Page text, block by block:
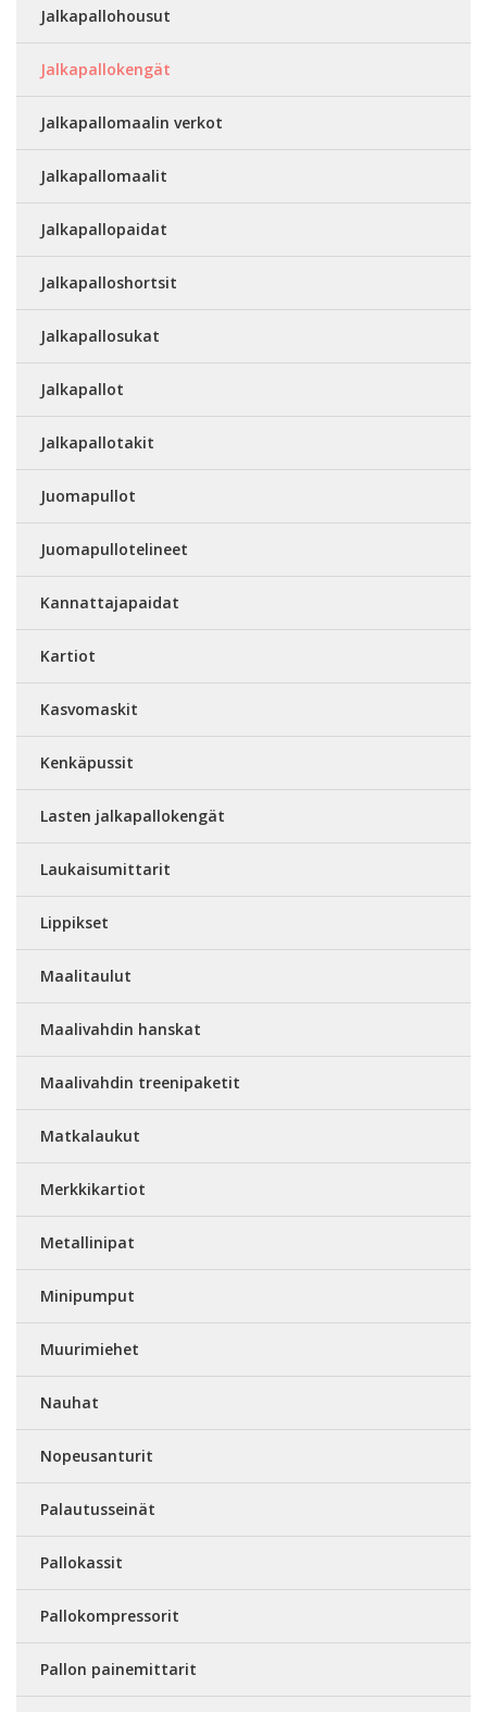
Jalkapallohousut
Jalkapallokengät
Jalkapallomaalin verkot
Jalkapallomaalit
Jalkapallopaidat
Jalkapalloshortsit
Jalkapallosukat
Jalkapallot
Jalkapallotakit
Juomapullot
Juomapullotelineet
Kannattajapaidat
Kartiot
Kasvomaskit
Kenkäpussit
Lasten jalkapallokengät
Laukaisumittarit
Lippikset
Maalitaulut
Maalivahdin hanskat
Maalivahdin treenipaketit
Matkalaukut
Merkkikartiot
Metallinipat
Minipumput
Muurimiehet
Nauhat
Nopeusanturit
Palautusseinät
Pallokassit
Pallokompressorit
Pallon painemittarit